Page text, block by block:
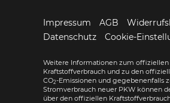
Impressum AGB
Datenschutz
Cookie-
Weitere Informationen zum offiziellen
Kraftstoffverbrauch und zu den
CO2-Emissionen und gegebenenfalls
Stromverbrauch neuer PKW können
über den offiziellen